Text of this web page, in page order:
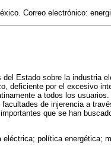
Correo electrónico:
Estado sobre la industria
deficiente por el excesivo
a todos los
de injerencia a
que se han
eléctrica; política energética;